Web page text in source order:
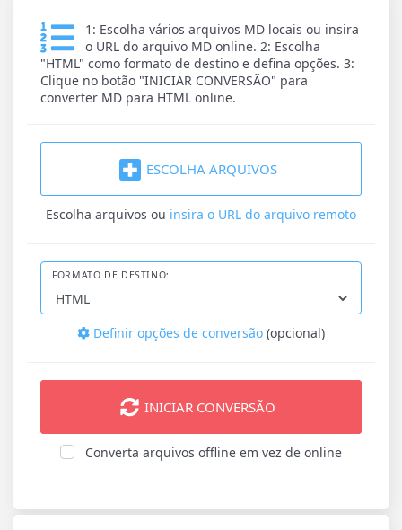
1: Escolha vários arquivos MD locais ou insira
o URL do arquivo MD online. 2: Escolha
"HTML" como formato de destino e defina opções. 3:
Clique no botão "INICIAR CONVERSÃO" para
converter MD para HTML online.
ESCOLHA ARQUIVOS
Escolha arquivos ou insira o URL do arquivo remoto
FORMATO DE DESTINO:
Definir opções de conversão (opcional)
INICIAR CONVERSÃO
Converta arquivos offline em vez de online